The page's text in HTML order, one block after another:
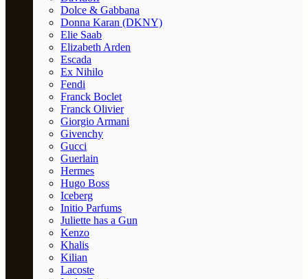
Dolce & Gabbana
Donna Karan (DKNY)
Elie Saab
Elizabeth Arden
Escada
Ex Nihilo
Fendi
Franck Boclet
Franck Olivier
Giorgio Armani
Givenchy
Gucci
Guerlain
Hermes
Hugo Boss
Iceberg
Initio Parfums
Juliette has a Gun
Kenzo
Khalis
Kilian
Lacoste